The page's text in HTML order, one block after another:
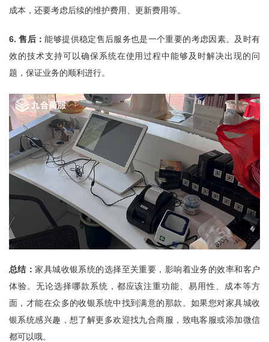
成本，还要考虑后续的维护费用、更新费用等。
6. 售后：能够提供稳定售后服务也是一个重要的考虑因素。及时有
效的技术支持可以确保系统在使用过程中能够及时解决出现的问
题，保证业务的顺利进行。
总结：家具城收银系统的选择至关重要，影响着业务的效率和客户
体验。无论选择哪款系统，都应该注重功能、易用性、成本等方
面，才能在众多的收银系统中找到满意的那款。如果您对家具城收
银系统感兴趣，想了解更多欢迎找九合商服，致电客服或添加微信
都可以哦。